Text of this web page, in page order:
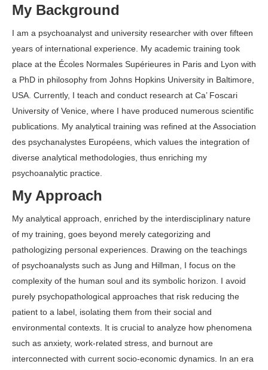
My Background
I am a psychoanalyst and university researcher with over fifteen
years of international experience. My academic training took
place at the Écoles Normales Supérieures in Paris and Lyon with
a PhD in philosophy from Johns Hopkins University in Baltimore,
USA. Currently, I teach and conduct research at Ca’ Foscari
University of Venice, where I have produced numerous scientific
publications. My analytical training was refined at the Association
des psychanalystes Européens, which values the integration of
diverse analytical methodologies, thus enriching my
psychoanalytic practice.
My Approach
My analytical approach, enriched by the interdisciplinary nature
of my training, goes beyond merely categorizing and
pathologizing personal experiences. Drawing on the teachings
of psychoanalysts such as Jung and Hillman, I focus on the
complexity of the human soul and its symbolic horizon. I avoid
purely psychopathological approaches that risk reducing the
patient to a label, isolating them from their social and
environmental contexts. It is crucial to analyze how phenomena
such as anxiety, work-related stress, and burnout are
interconnected with current socio-economic dynamics. In an era